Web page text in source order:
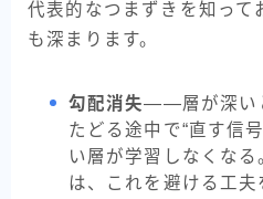
代表的なつまずきを知って
も深まります。
勾配消失——層が深い
たどる途中で“直す信
い層が学習しなくな
は、これを避ける工夫